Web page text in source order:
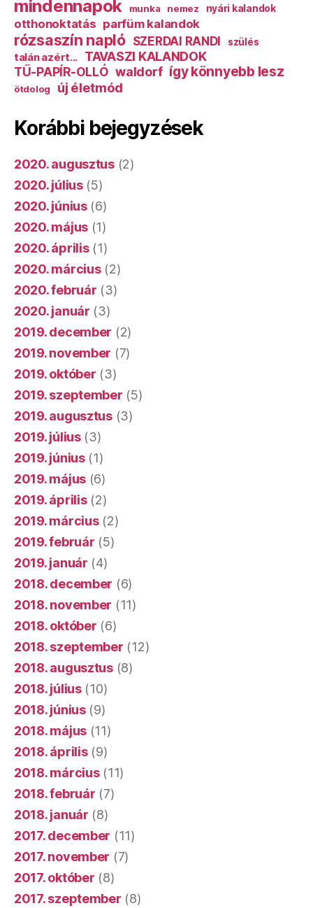
mindennapok munka nemez nyári kalandok
otthonoktatás parfüm kalandok
rózsaszín napló SZERDAI RANDI szülés
talán azért...
TAVASZI KALANDOK
TŰ-PAPÍR-OLLÓ waldorf így könnyebb lesz
ötdolog új életmód
Korábbi bejegyzések
2020. augusztus(2)
2020. július(5)
2020. június(6)
2020. május (1)
2020. április(1)
2020. március(2)
2020. február (3)
2020. január (3)
2019. december (2)
2019. november (7)
2019. október (3)
2019. szeptember (5)
2019. augusztus(3)
2019. július(3)
2019. június(1)
2019. május (6)
2019. április(2)
2019. március(2)
2019. február (5)
2019. január (4)
2018. december (6)
2018. november (11)
2018. október (6)
2018. szeptember (12)
2018. augusztus(8)
2018. július(10)
2018. június(9)
2018. május (11)
2018. április(9)
2018. március(11)
2018. február (7)
2018. január (8)
2017. december (11)
2017. november (7)
2017. október (8)
2017. szeptember (8)